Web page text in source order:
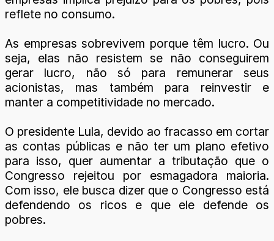
reflete no consumo.
As empresas sobrevivem porque têm lucro. Ou
seja, elas não resistem se não conseguirem
gerar lucro, não só para remunerar seus
acionistas, mas também para reinvestir e
manter a competitividade no mercado.
O presidente Lula, devido ao fracasso em cortar
as contas públicas e não ter um plano efetivo
para isso, quer aumentar a tributação que o
Congresso rejeitou por esmagadora maioria.
Com isso, ele busca dizer que o Congresso está
defendendo os ricos e que ele defende os
pobres.